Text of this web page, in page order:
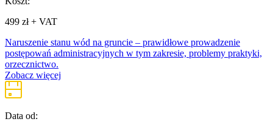
499 zł + VAT
Naruszenie stanu wód na gruncie – prawidłowe prowadzenie
postępowań administracyjnych w tym zakresie, problemy praktyki,
orzecznictwo.
Zobacz więcej
Data od: